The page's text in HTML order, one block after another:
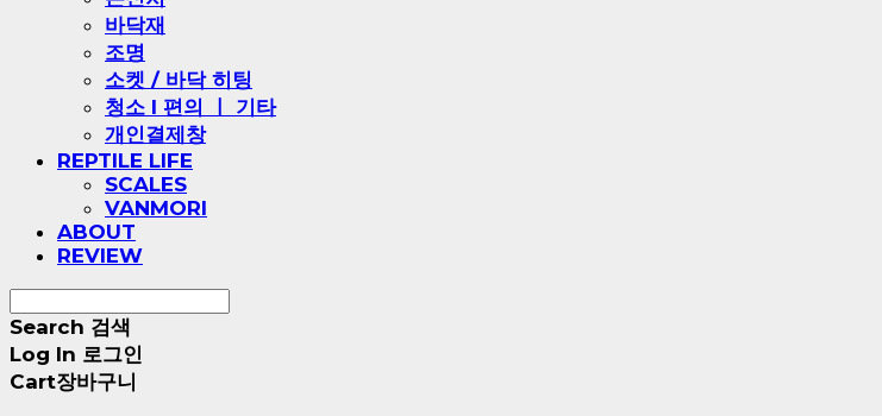
바닥재
조명
소켓 / 바닥 히팅
청소 l 편의 ㅣ 기타
개인결제창
REPTILE LIFE
SCALES
VANMORI
ABOUT
REVIEW
Search 검색
Log In 로그인
Cart장바구니